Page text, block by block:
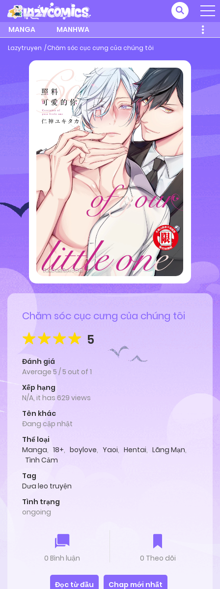
MANGA MANHWA
Lazytruyen Chăm sóc cục cưng của chúng tôi
Chăm sóc cục cưng của chúng tôi
5
Đánh giá
Average 5 /5 out of 1
Xếp hạng
N/A, it has 629 views
Tên khác
Đang cập nhật
Thể loại
Manga, 18+, boylove, Yaoi, Hentai, Lãng Mạn,
Tình Cảm
Tag
Dưa leo truyện
Tình trạng
ongoing
0 Bình luận 0 Theo dõi
Đọc từ đầu Chap mới nhất